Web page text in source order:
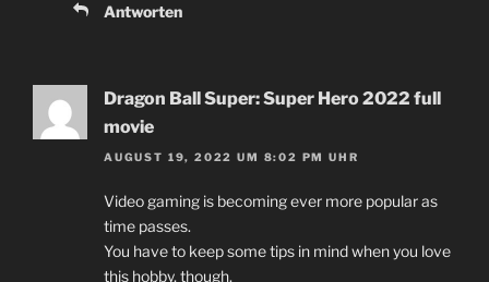
Antworten
Dragon Ball Super: Super Hero 2022 full
movie
AUGUST 19, 2022 UM 8:02 PM UHR
Video gaming is becoming ever more popular as
time passes.
You have to keep some tips in mind when you love
this hobby, though.